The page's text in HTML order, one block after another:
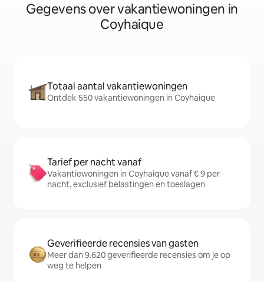
Gegevens over vakantiewoningen in
Coyhaique
Totaal aantal vakantiewoningen
Ontdek 550 vakantiewoningen in Coyhaique
Tarief per nacht vanaf
Vakantiewoningen in Coyhaique vanaf € 9 per
nacht, exclusief belastingen en toeslagen
Geverifieerde recensies van gasten
Meer dan 9.620 geverifieerde recensies om je op
weg te helpen